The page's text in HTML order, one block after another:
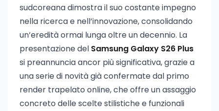
sudcoreana dimostra il suo costante impegno
nella ricerca e nell’innovazione, consolidando
un’eredità ormai lunga oltre un decennio. La
presentazione del Samsung Galaxy S26 Plus
si preannuncia ancor più significativa, grazie a
una serie di novità già confermate dal primo
render trapelato online, che offre un assaggio
concreto delle scelte stilistiche e funzionali